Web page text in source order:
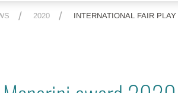
2020 INTERNATIONAL FAIR